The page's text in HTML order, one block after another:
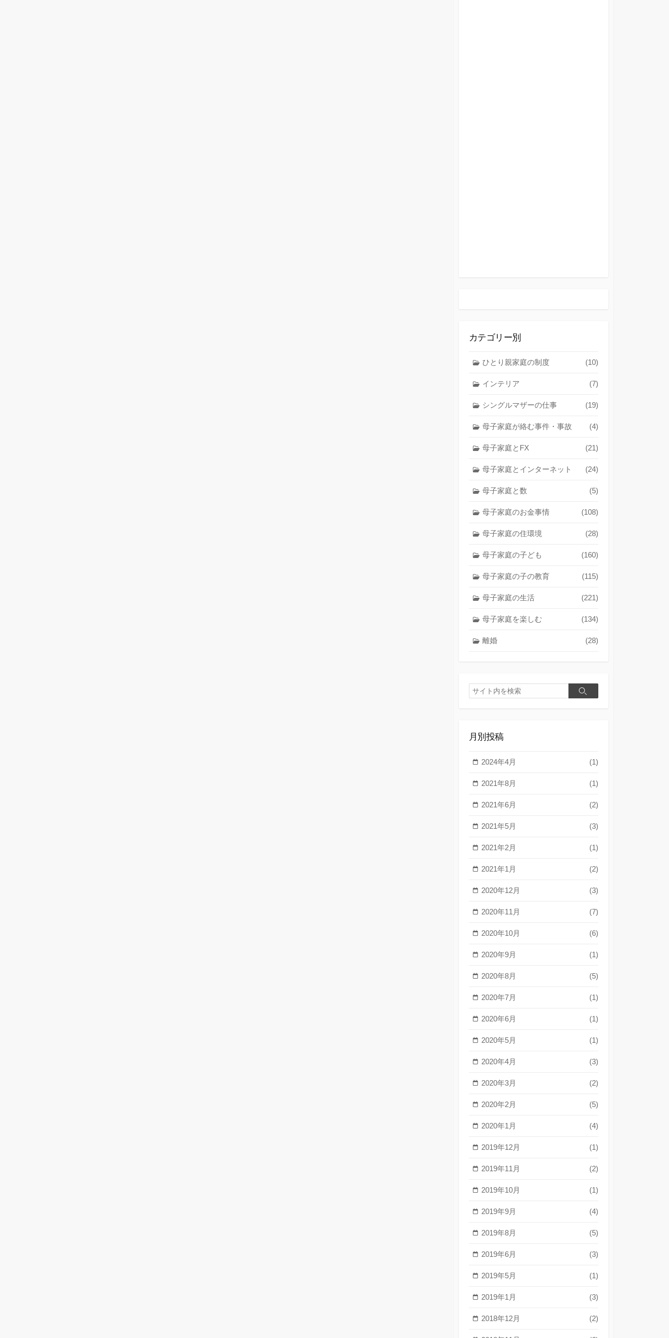
カテゴリー別
ひとり親家庭の制度 (10)
インテリア (7)
シングルマザーの仕事 (19)
母子家庭が絡む事件・事故 (4)
母子家庭とFX (21)
母子家庭とインターネット (24)
母子家庭と数 (5)
母子家庭のお金事情 (108)
母子家庭の住環境 (28)
母子家庭の子ども (160)
母子家庭の子の教育 (115)
母子家庭の生活 (221)
母子家庭を楽しむ (134)
離婚 (28)
検
索
検
月別投稿
2024年4月 (1)
2021年8月 (1)
2021年6月 (2)
2021年5月 (3)
2021年2月 (1)
2021年1月 (2)
2020年12月 (3)
2020年11月 (7)
2020年10月 (6)
2020年9月 (1)
2020年8月 (5)
2020年7月 (1)
2020年6月 (1)
2020年5月 (1)
2020年4月 (3)
2020年3月 (2)
2020年2月 (5)
2020年1月 (4)
2019年12月 (1)
2019年11月 (2)
2019年10月 (1)
2019年9月 (4)
2019年8月 (5)
2019年6月 (3)
2019年5月 (1)
2019年1月 (3)
2018年12月 (2)